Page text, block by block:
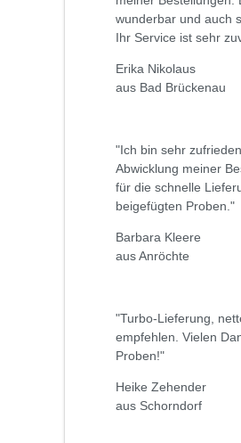
wunderbar und auch
Ihr Service ist sehr
Erika Nikolaus
aus Bad Brückenau
"Ich bin sehr
Abwicklung meiner
für die schnelle
beigefügten Proben."
Barbara Kleere
aus Anröchte
"Turbo-Lieferung,
empfehlen. Vielen
Proben!"
Heike Zehender
aus Schorndorf